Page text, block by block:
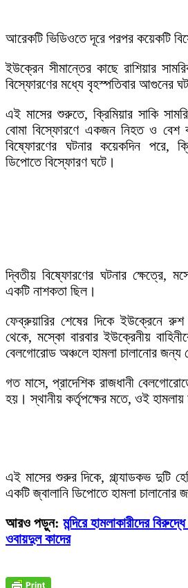
আরেকটি ভিডিওতে দূরে পরপর কয়েকটি
ইউক্রেন সীমান্তের কাছে রাশিয়ার
বিস্ফোরণের মধ্যে বৃহস্পতিবার আগুনের
এই মাসের শুরুতে, ক্রিমিয়ার সাকি
বোমা বিস্ফোরণে একজন নিহত ও
বিষ্ফোরণের ঘটনার কয়েকদিন পরে,
ডিপোতে বিস্ফোরণ ঘটে।
দ্বিতীয় বিষ্ফোরণের ঘটনার ক্ষেত্রে,
একটি নাশকতা ছিল।
ফেব্রুয়ারির শেষের দিকে ইউক্রেনে
থেকে, মস্কো বারবার ইউক্রেনীয়
বেলগোরোড অঞ্চলে হামলা চালানোর
গত মাসে, প্রাদেশিক রাজধানী
হয়। স্থানীয় কর্তৃপক্ষের মতে, ওই
এই মাসের শুরুর দিকে, গ্ল্য্যাডকভ দুটি
একটি জ্বালানি ডিপোতে হামলা চালানোর
আরও পড়ুন: মন্দিরে হামলাকারীদের
ওবায়দুল কাদের